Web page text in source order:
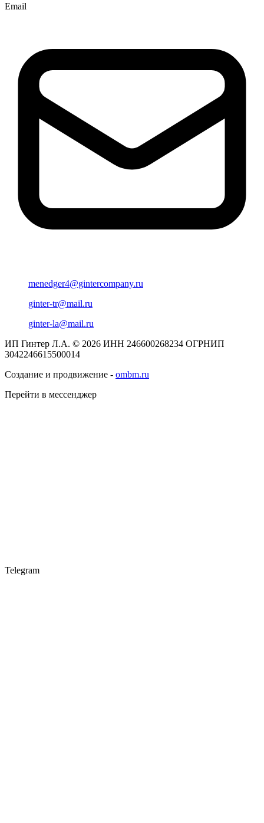
Email
menedger4@gintercompany.ru
ginter-tr@mail.ru
ginter-la@mail.ru
ИП Гинтер Л.А. © 2026 ИНН 246600268234 ОГРНИП
3042246615500014
Создание и продвижение - ombm.ru
Перейти в мессенджер
Telegram